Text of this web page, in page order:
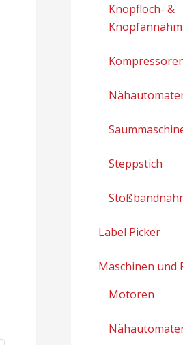
Knopfloch- &
Steppstich
Label Picker
Maschinen und
Motoren